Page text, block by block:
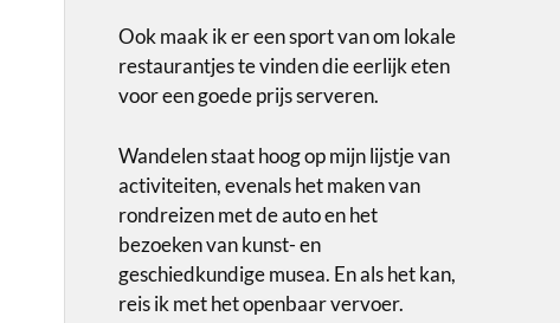
Ook maak ik er een sport van om lokale
restaurantjes te vinden die eerlijk eten
voor een goede prijs serveren.
Wandelen staat hoog op mijn lijstje van
activiteiten, evenals het maken van
rondreizen met de auto en het
bezoeken van kunst- en
geschiedkundige musea. En als het kan,
reis ik met het openbaar vervoer.